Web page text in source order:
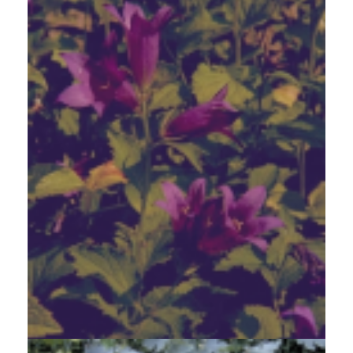
Breed klokje
Campanula latifolia var. macrantha